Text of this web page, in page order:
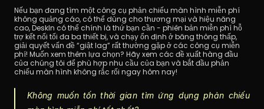
Nếu bạn đang tìm một công cụ phản chiếu màn hình miễn phí
không quảng cáo, có thể dùng cho thương mại và hiệu năng
cao, DeskIn có thể chính là thứ bạn cần - phiên bản miễn phí hỗ
trợ kết nối tối đa ba thiết bị, và chạy ổn định ở băng thông thấp,
giải quyết vấn đề “giật lag” rất thường gặp ở các công cụ miễn
phí! Muốn xem thêm lựa chọn? Hãy xem các đề xuất hàng đầu
của chúng tôi để phù hợp nhu cầu của bạn và bắt đầu phản
chiếu màn hình không rắc rối ngay hôm nay!
Không muốn tốn thời gian tìm ứng dụng phản chiếu